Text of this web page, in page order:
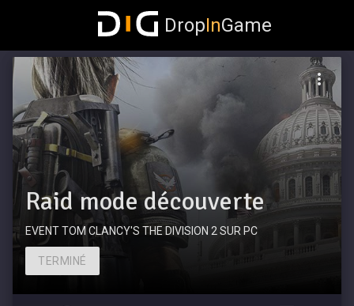
DropInGame
Raid mode découverte
EVENT TOM CLANCY'S THE DIVISION 2 SUR PC
TERMINÉ